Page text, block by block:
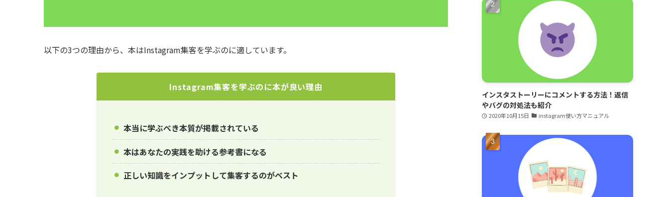
以下の3つの理由から、本はInstagram集客を学ぶのに適しています。
Instagram集客を学ぶのに本が良い理由
本当に学ぶべき本質が掲載されている
本はあなたの実践を助ける参考書になる
正しい知識をインプットして集客するのがベスト
インスタストーリーにコメントする方法！返信
やバグの対処法も紹介
2020年10月15日 instagram使い方マニュアル